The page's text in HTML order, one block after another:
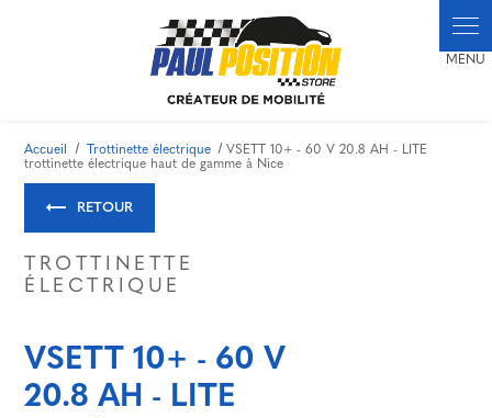
Accueil Trottinette électrique
VSETT 10+ - 60 V 20.8 AH - LITE
trottinette électrique haut de gamme à Nice
RETOUR
TROTTINETTE
ÉLECTRIQUE
VSETT 10+ - 60 V
20.8 AH - LITE